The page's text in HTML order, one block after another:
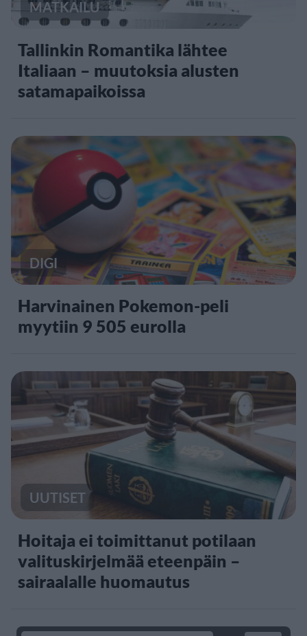
MATKAILU
Tallinkin Romantika lähtee
Italiaan – muutoksia alusten
satamapaikoissa
DIGI
Harvinainen Pokemon-peli
myytiin 9 505 eurolla
UUTISET
Hoitaja ei toimittanut potilaan
valituskirjelmää eteenpäin –
sairaalalle huomautus